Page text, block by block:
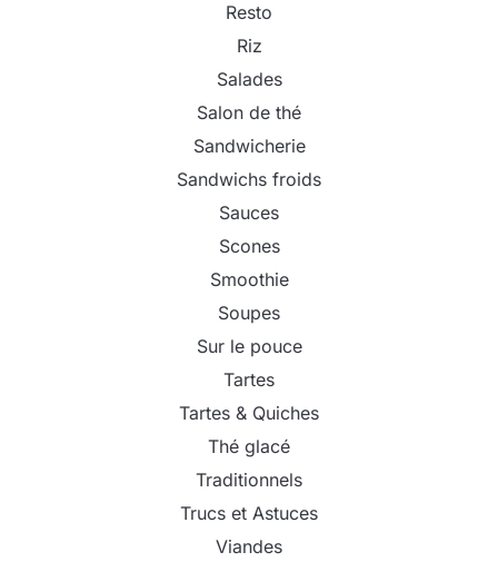
Resto
Riz
Salades
Salon de thé
Sandwicherie
Sandwichs froids
Sauces
Scones
Smoothie
Soupes
Sur le pouce
Tartes
Tartes & Quiches
Thé glacé
Traditionnels
Trucs et Astuces
Viandes